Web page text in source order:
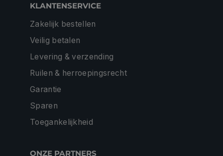
KLANTENSERVICE
Zakelijk bestellen
Veilig betalen
Levering & verzending
Ruilen & herroepingsrecht
Garantie
Sparen
Toegankelijkheid
ONZE PARTNERS